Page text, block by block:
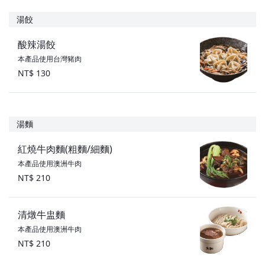
湯餃
酸辣湯餃
本產品使用台灣豬肉
NT$ 130
湯麵
紅燒牛肉麵(粗麵/細麵)
本產品使用澳洲牛肉
NT$ 210
清燉牛盅麵
本產品使用澳洲牛肉
NT$ 210